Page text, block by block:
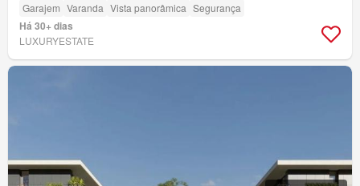
Garajem Varanda Vista panorâmica Segurança
Há 30+ dias
LUXURYESTATE